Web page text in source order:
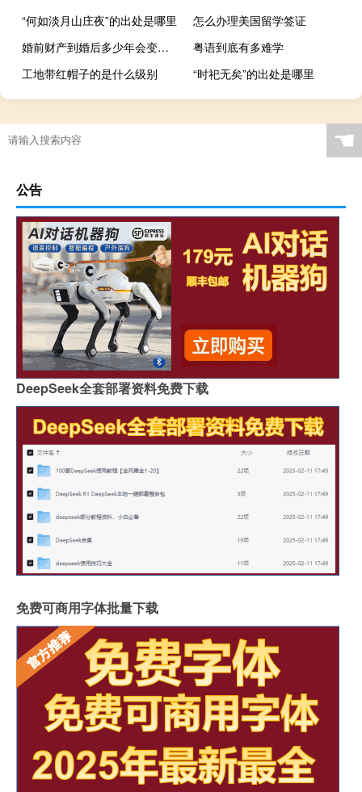
“何如淡月山庄夜”的出处是哪里
怎么办理美国留学签证
婚前财产到婚后多少年会变成共有呢
粤语到底有多难学
工地带红帽子的是什么级别
“时祀无矣”的出处是哪里
☚
公告
DeepSeek全套部署资料免费下载
免费可商用字体批量下载